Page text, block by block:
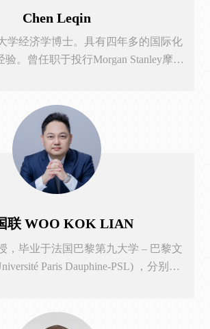
国金融学年会等国际学术会议上。除发
of Financial Analysis, Research in
and Finance等金融学术期刊的审稿
Chen Leqin
学经济学博士。具有四年多的国际化
。曾任职于投行Morgan Stanley摩根
架，信贷证券化产品压力测试以及人
警系统开发等大型金融科技类项目。
联 WOO KOK LIAN
，毕业于法国巴黎第九大学 – 巴黎文
Paris Dauphine-PSL) ，分别于
。2020年胡国联博士曾带领科研团队